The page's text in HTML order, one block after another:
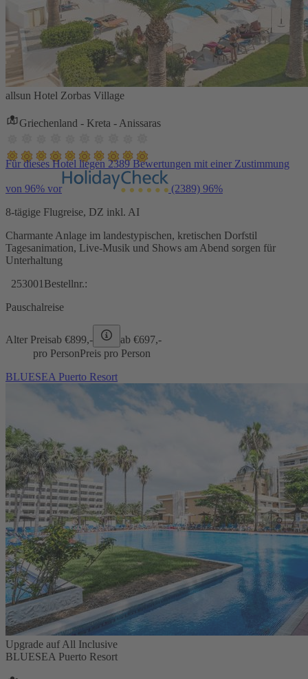
allsun Hotel Zorbas Village
Griechenland - Kreta - Anissaras
Für dieses Hotel liegen 2389 Bewertungen mit einer Zustimmung
von 96% vor (2389) 96%
8-tägige Flugreise, DZ inkl. AI
Charmante Anlage im landestypischen, kretischen Dorfstil
Tagesanimation, Live-Musik und Shows am Abend sorgen für
Unterhaltung
253001 Bestellnr.:
Pauschalreise
Alter Preisab €899,- ab €697,-
pro PersonPreis pro Person
BLUESEA Puerto Resort
Upgrade auf All Inclusive
BLUESEA Puerto Resort